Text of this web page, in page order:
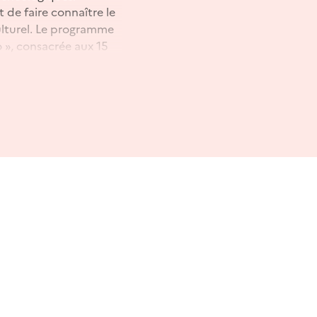
de faire connaître le
Le programme
consacrée aux 15